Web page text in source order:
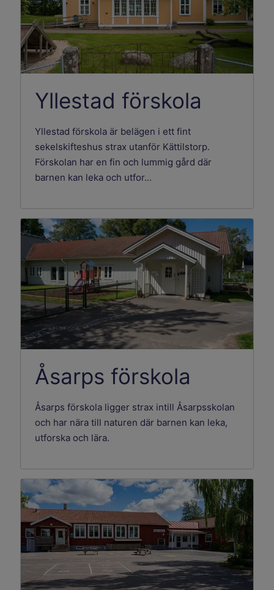
Yllestad förskola
Yllestad förskola är belägen i ett fint
sekelskifteshus strax utanför Kättilstorp.
Förskolan har en fin och lummig gård där
barnen kan leka och utfor...
Åsarps förskola
Åsarps förskola ligger strax intill Åsarpsskolan
och har nära till naturen där barnen kan leka,
utforska och lära.